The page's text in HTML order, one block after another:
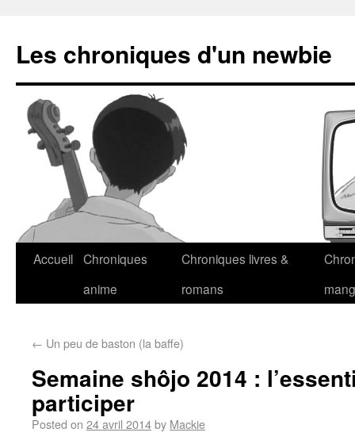
Les chroniques d'un newbie
Accueil Chroniques
anime
Chroniques livres &
romans
← Un peu de baston (la baffe)
Semaine shôjo 2014 :
participer
Posted on 24 avril 2014by Mackie